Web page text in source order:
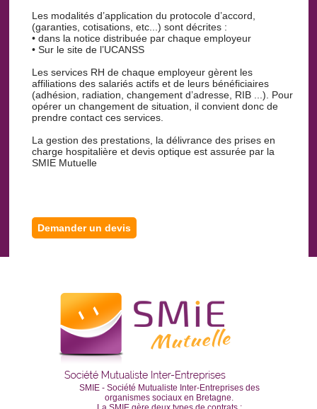
Les modalités d’application du protocole d’accord,
(garanties, cotisations, etc...) sont décrites :
• dans la notice distribuée par chaque employeur
• Sur le site de l’UCANSS
Les services RH de chaque employeur gèrent les
affiliations des salariés actifs et de leurs bénéficiaires
(adhésion, radiation, changement d’adresse, RIB ...). Pour
opérer un changement de situation, il convient donc de
prendre contact ces services.
La gestion des prestations, la délivrance des prises en
charge hospitalière et devis optique est assurée par la
SMIE Mutuelle
Demander un devis
SMIE - Société Mutualiste Inter-Entreprises des
organismes sociaux en Bretagne.